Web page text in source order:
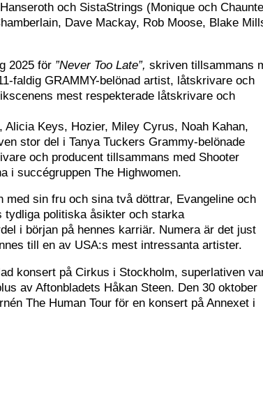
och SistaStrings (Monique och
Dave Mackay, Rob Moose, Blake
2025 för ”Never Too Late”, skriven tillsammans
faldig GRAMMY-belönad artist, låtskrivare och
mest respekterade låtskrivare och
Keys, Hozier, Miley Cyrus, Noah Kahan,
stor del i Tanya Tuckers Grammy-belönade
och producent tillsammans med Shooter
i succégruppen The Highwomen.
med sin fru och sina två döttrar, Evangeline och
tydliga politiska åsikter och starka
i början på hennes karriär. Numera är det just
till en av USA:s mest intressanta artister.
konsert på Cirkus i Stockholm, superlativen
av Aftonbladets Håkan Steen. Den 30 oktober
The Human Tour för en konsert på Annexet i